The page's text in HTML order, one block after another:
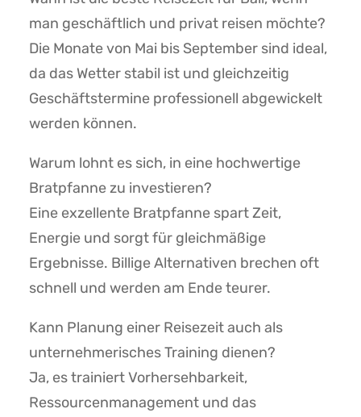
man geschäftlich und privat reisen möchte?
Die Monate von Mai bis September sind ideal,
da das Wetter stabil ist und gleichzeitig
Geschäftstermine professionell abgewickelt
werden können.
Warum lohnt es sich, in eine hochwertige
Bratpfanne zu investieren?
Eine exzellente Bratpfanne spart Zeit,
Energie und sorgt für gleichmäßige
Ergebnisse. Billige Alternativen brechen oft
schnell und werden am Ende teurer.
Kann Planung einer Reisezeit auch als
unternehmerisches Training dienen?
Ja, es trainiert Vorhersehbarkeit,
Ressourcenmanagement und das